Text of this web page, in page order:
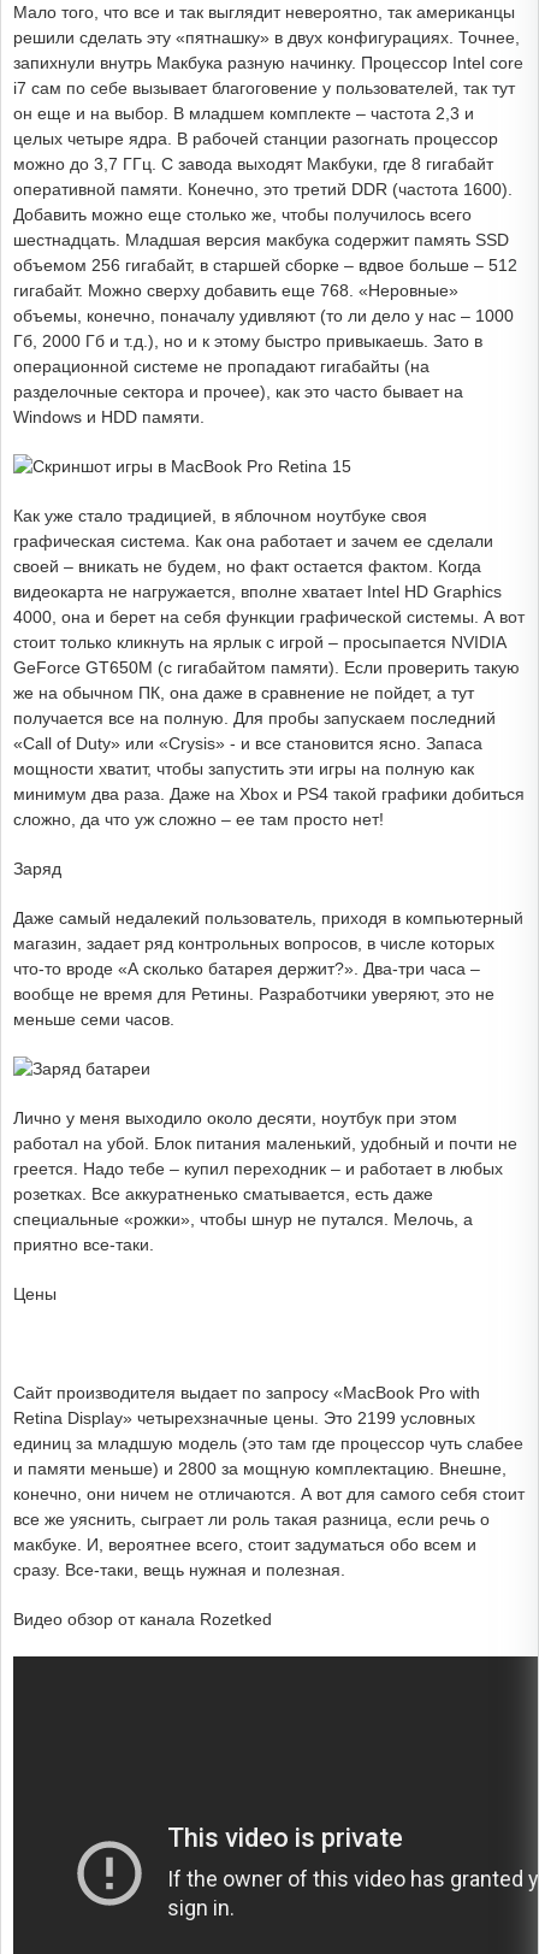
Мало того, что все и так выглядит невероятно, так американцы
решили сделать эту «пятнашку» в двух конфигурациях. Точнее,
запихнули внутрь Макбука разную начинку. Процессор Intel core
i7 сам по себе вызывает благоговение у пользователей, так тут
он еще и на выбор. В младшем комплекте – частота 2,3 и
целых четыре ядра. В рабочей станции разогнать процессор
можно до 3,7 ГГц. С завода выходят Макбуки, где 8 гигабайт
оперативной памяти. Конечно, это третий DDR (частота 1600).
Добавить можно еще столько же, чтобы получилось всего
шестнадцать. Младшая версия макбука содержит память SSD
объемом 256 гигабайт, в старшей сборке – вдвое больше – 512
гигабайт. Можно сверху добавить еще 768. «Неровные»
объемы, конечно, поначалу удивляют (то ли дело у нас – 1000
Гб, 2000 Гб и т.д.), но и к этому быстро привыкаешь. Зато в
операционной системе не пропадают гигабайты (на
разделочные сектора и прочее), как это часто бывает на
Windows и HDD памяти.
Как уже стало традицией, в яблочном ноутбуке своя
графическая система. Как она работает и зачем ее сделали
своей – вникать не будем, но факт остается фактом. Когда
видеокарта не нагружается, вполне хватает Intel HD Graphics
4000, она и берет на себя функции графической системы. А вот
стоит только кликнуть на ярлык с игрой – просыпается NVIDIA
GeForce GT650M (с гигабайтом памяти). Если проверить такую
же на обычном ПК, она даже в сравнение не пойдет, а тут
получается все на полную. Для пробы запускаем последний
«Call of Duty» или «Crysis» - и все становится ясно. Запаса
мощности хватит, чтобы запустить эти игры на полную как
минимум два раза. Даже на Xbox и PS4 такой графики добиться
сложно, да что уж сложно – ее там просто нет!
Заряд
Даже самый недалекий пользователь, приходя в компьютерный
магазин, задает ряд контрольных вопросов, в числе которых
что-то вроде «А сколько батарея держит?». Два-три часа –
вообще не время для Ретины. Разработчики уверяют, это не
меньше семи часов.
Лично у меня выходило около десяти, ноутбук при этом
работал на убой. Блок питания маленький, удобный и почти не
греется. Надо тебе – купил переходник – и работает в любых
розетках. Все аккуратненько сматывается, есть даже
специальные «рожки», чтобы шнур не путался. Мелочь, а
приятно все-таки.
Цены
Сайт производителя выдает по запросу «MacBook Pro with
Retina Display» четырехзначные цены. Это 2199 условных
единиц за младшую модель (это там где процессор чуть слабее
и памяти меньше) и 2800 за мощную комплектацию. Внешне,
конечно, они ничем не отличаются. А вот для самого себя стоит
все же уяснить, сыграет ли роль такая разница, если речь о
макбуке. И, вероятнее всего, стоит задуматься обо всем и
сразу. Все-таки, вещь нужная и полезная.
Видео обзор от канала Rozetked